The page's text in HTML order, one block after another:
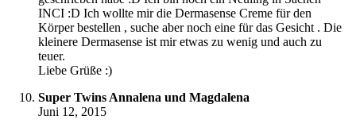
INCI :D Ich wollte mir die Dermasense Creme für den
Körper bestellen , suche aber noch eine für das Gesicht . Die
kleinere Dermasense ist mir etwas zu wenig und auch zu
teuer.
Liebe Grüße :)
Super Twins Annalena und Magdalena
Juni 12, 2015